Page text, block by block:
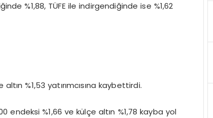
%1,88, TÜFE ile indirgendiğinde ise %1,62
%1,53 yatırımcısına kaybettirdi.
endeksi %1,66 ve külçe altın %1,78 kayba yol